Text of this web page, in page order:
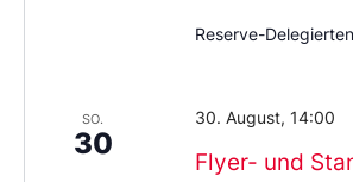
Reserve-
SO.
30
Flyer- und
30. August, 14:00